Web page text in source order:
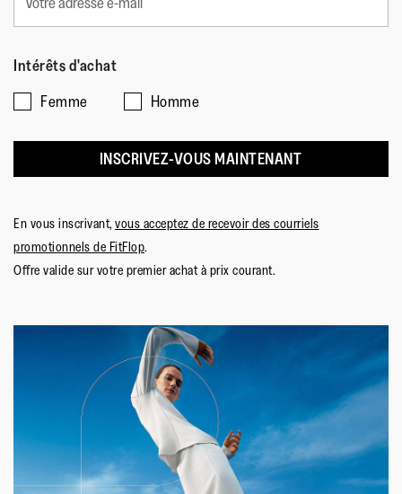
Intérêts d'achat
Femme
Homme
INSCRIVEZ-VOUS MAINTENANT
En vous inscrivant, vous acceptez de recevoir des courriels
promotionnels de FitFlop.
Offre valide sur votre premier achat à prix courant.